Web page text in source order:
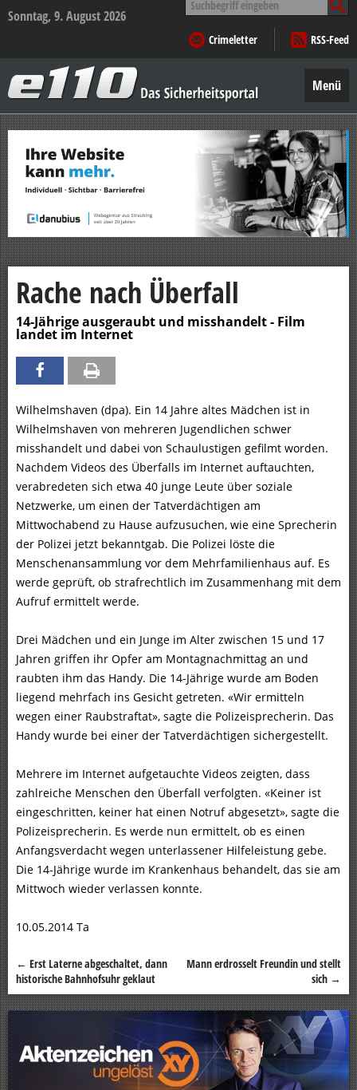
Sonntag, 9. August 2026
nach:
Crimeletter
RSS-Feed
–
Das
Sicherheitsportal
Menü
Zum
Inhalt
springen
Rache nach Überfall
14-Jährige ausgeraubt und misshandelt - Film
landet im Internet
Wilhelmshaven (dpa). Ein 14 Jahre altes Mädchen ist in
Wilhelmshaven von mehreren Jugendlichen schwer
misshandelt und dabei von Schaulustigen gefilmt worden.
Nachdem Videos des Überfalls im Internet auftauchten,
verabredeten sich etwa 40 junge Leute über soziale
Netzwerke, um einen der Tatverdächtigen am
Mittwochabend zu Hause aufzusuchen, wie eine Sprecherin
der Polizei jetzt bekanntgab. Die Polizei löste die
Menschenansammlung vor dem Mehrfamilienhaus auf. Es
werde geprüft, ob strafrechtlich im Zusammenhang mit dem
Aufruf ermittelt werde.
Drei Mädchen und ein Junge im Alter zwischen 15 und 17
Jahren griffen ihr Opfer am Montagnachmittag an und
raubten ihm das Handy. Die 14-Jährige wurde am Boden
liegend mehrfach ins Gesicht getreten. «Wir ermitteln
wegen einer Raubstraftat», sagte die Polizeisprecherin. Das
Handy wurde bei einer der Tatverdächtigen sichergestellt.
Mehrere im Internet aufgetauchte Videos zeigten, dass
zahlreiche Menschen den Überfall verfolgten. «Keiner ist
eingeschritten, keiner hat einen Notruf abgesetzt», sagte die
Polizeisprecherin. Es werde nun ermittelt, ob es einen
Anfangsverdacht wegen unterlassener Hilfeleistung gebe.
Die 14-Jährige wurde im Krankenhaus behandelt, das sie am
Mittwoch wieder verlassen konnte.
10.05.2014 Ta
Beitragsnavigation
← Erst Laterne abgeschaltet, dann
historische Bahnhofsuhr geklaut
Mann erdrosselt Freundin und stellt
sich →